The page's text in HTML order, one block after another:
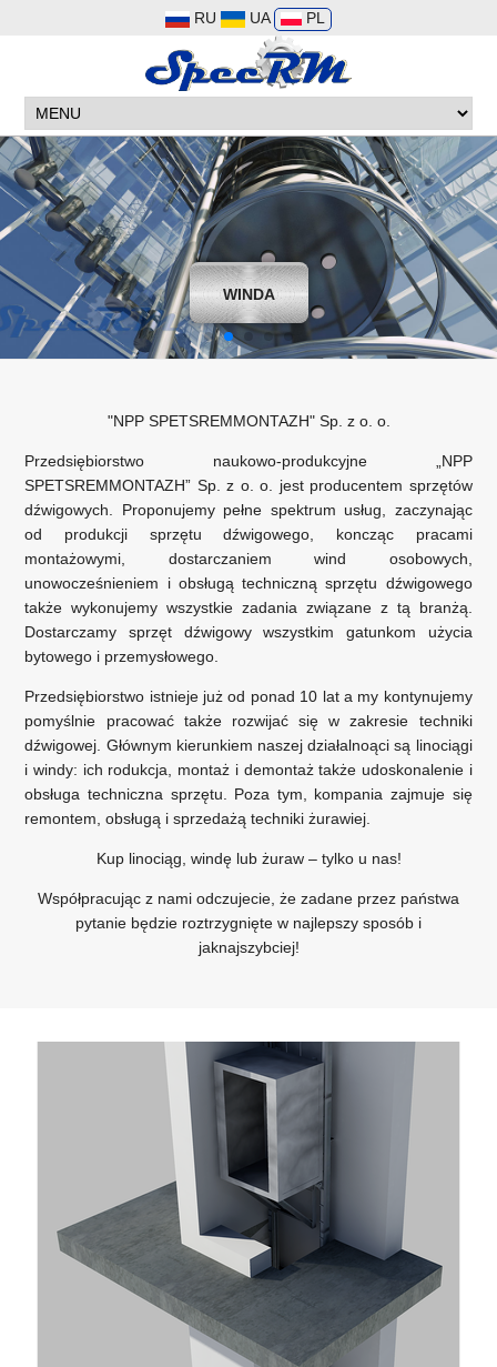
RU UA PL
DŹWIGI
"NPP SPETSREMMONTAZH" Sp. z o. o.
Przedsiębiorstwo naukowo-produkcyjne „NPP
SPETSREMMONTAZH” Sp. z o. o. jest producentem sprzętów
dźwigowych. Proponujemy pełne spektrum usług, zaczynając
od produkcji sprzętu dźwigowego, koncząc pracami
montażowymi, dostarczaniem wind osobowych,
unowocześnieniem i obsługą techniczną sprzętu dźwigowego
także wykonujemy wszystkie zadania związane z tą branżą.
Dostarczamy sprzęt dźwigowy wszystkim gatunkom użycia
bytowego i przemysłowego.
Przedsiębiorstwo istnieje już od ponad 10 lat a my kontynujemy
pomyślnie pracować także rozwijać się w zakresie techniki
dźwigowej. Głównym kierunkiem naszej działalnoąci są linociągi
i windy: ich rodukcja, montaż i demontaż także udoskonalenie i
obsługa techniczna sprzętu. Poza tym, kompania zajmuje się
remontem, obsługą i sprzedażą techniki żurawiej.
Kup linociąg, windę lub żuraw – tylko u nas!
Współpracując z nami odczujecie, że zadane przez państwa
pytanie będzie roztrzygnięte w najlepszy sposób i
jaknajszybciej!